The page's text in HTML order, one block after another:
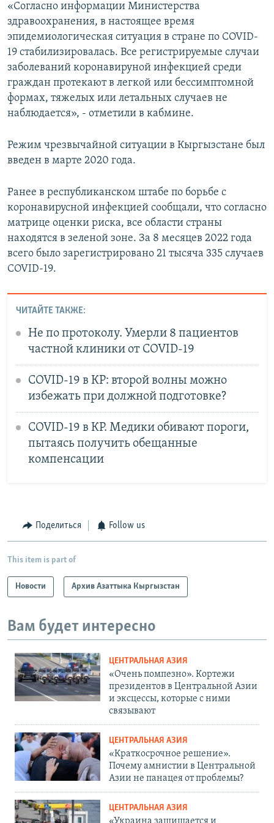
«Согласно информации Министерства
здравоохранения, в настоящее время
эпидемиологическая ситуация в стране по COVID-
19 стабилизировалась. Все регистрируемые случаи
заболеваний коронавируной инфекцией среди
граждан протекают в легкой или бессимптомной
формах, тяжелых или летальных случаев не
наблюдается», - отметили в кабмине.
Режим чрезвычайной ситуации в Кыргызстане был
введен в марте 2020 года.
Ранее в республиканском штабе по борьбе с
коронавирусной инфекцией сообщали, что согласно
матрице оценки риска, все области страны
находятся в зеленой зоне. За 8 месяцев 2022 года
всего было зарегистрировано 21 тысяча 335 случаев
COVID-19.
ЧИТАЙТЕ ТАКЖЕ:
Не по протоколу. Умерли 8 пациентов
частной клиники от COVID-19
COVID-19 в КР: второй волны можно
избежать при должной подготовке?
COVID-19 в КР. Медики обивают пороги,
пытаясь получить обещанные
компенсации
Поделиться Follow us
This item is part of
Новости Архив Азаттыка Кыргызстан
Вам будет интересно
ЦЕНТРАЛЬНАЯ АЗИЯ
«Очень помпезно». Кортежи
президентов в Центральной Азии
и эксцессы, которые с ними
связывают
ЦЕНТРАЛЬНАЯ АЗИЯ
«Краткосрочное решение».
Почему амнистии в Центральной
Азии не панацея от проблемы?
ЦЕНТРАЛЬНАЯ АЗИЯ